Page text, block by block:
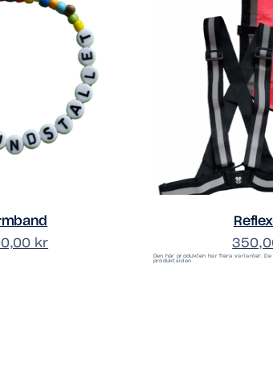
kr
Den här produkten har flera varianter.
produktsidan